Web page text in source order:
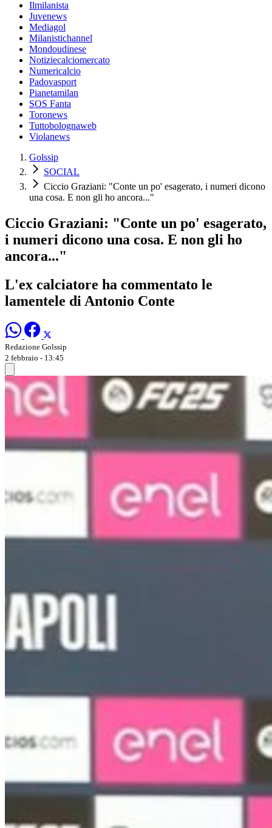
Ilmilanista
Juvenews
Mediagol
Milanistichannel
Mondoudinese
Notiziecalciomercato
Numericalcio
Padovasport
Pianetamilan
SOS Fanta
Toronews
Tuttobolognaweb
Violanews
Golssip
SOCIAL
Ciccio Graziani: "Conte un po' esagerato, i numeri dicono
una cosa. E non gli ho ancora..."
Ciccio Graziani: "Conte un po' esagerato,
i numeri dicono una cosa. E non gli ho
ancora..."
L'ex calciatore ha commentato le
lamentele di Antonio Conte
Redazione Golssip
2 febbraio - 13:45